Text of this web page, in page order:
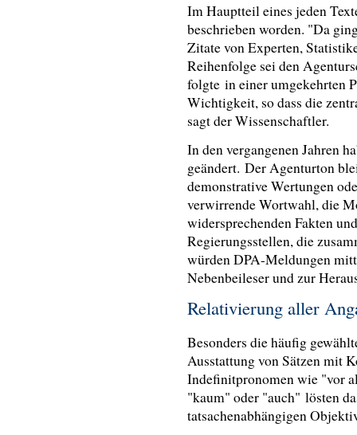
Im Hauptteil eines jeden
beschrieben worden. "Da
Zitate von Experten,
Reihenfolge sei den
folgte in einer umgekehrten
Wichtigkeit, so dass die
sagt der Wissenschaftler.
In den vergangenen Jahren
geändert. Der Agenturton
demonstrative Wertungen
verwirrende Wortwahl, die
widersprechenden Fakten
Regierungsstellen, die
würden DPA-Meldungen
Nebenbeileser und zur
Relativierung aller
Besonders die häufig
Ausstattung von Sätzen mit
Indefinitpronomen wie "vor
"kaum" oder "auch" lösten
tatsachenabhängigen